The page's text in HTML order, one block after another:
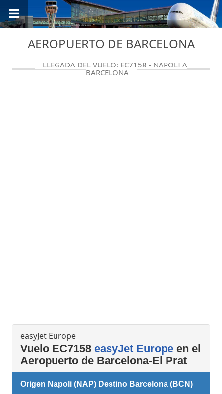
AEROPUERTO DE BARCELONA
LLEGADA DEL VUELO: EC7158 - NAPOLI A
BARCELONA
easyJet Europe
Vuelo EC7158 easyJet Europe en el
Aeropuerto de Barcelona-El Prat
Origen Napoli (NAP) Destino Barcelona (BCN)